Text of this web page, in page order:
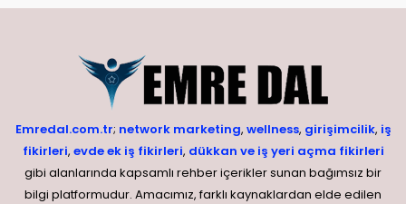
Emredal.com.tr; network marketing, wellness, girişimcilik, iş
fikirleri, evde ek iş fikirleri, dükkan ve iş yeri açma fikirleri
gibi alanlarında kapsamlı rehber içerikler sunan bağımsız bir
bilgi platformudur. Amacımız, farklı kaynaklardan elde edilen